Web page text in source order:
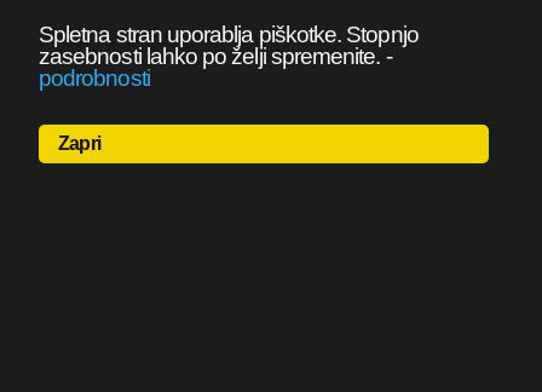
Spletna stran uporablja piškotke. Stopnjo
zasebnosti lahko po želji spremenite. -
podrobnosti
Zapri